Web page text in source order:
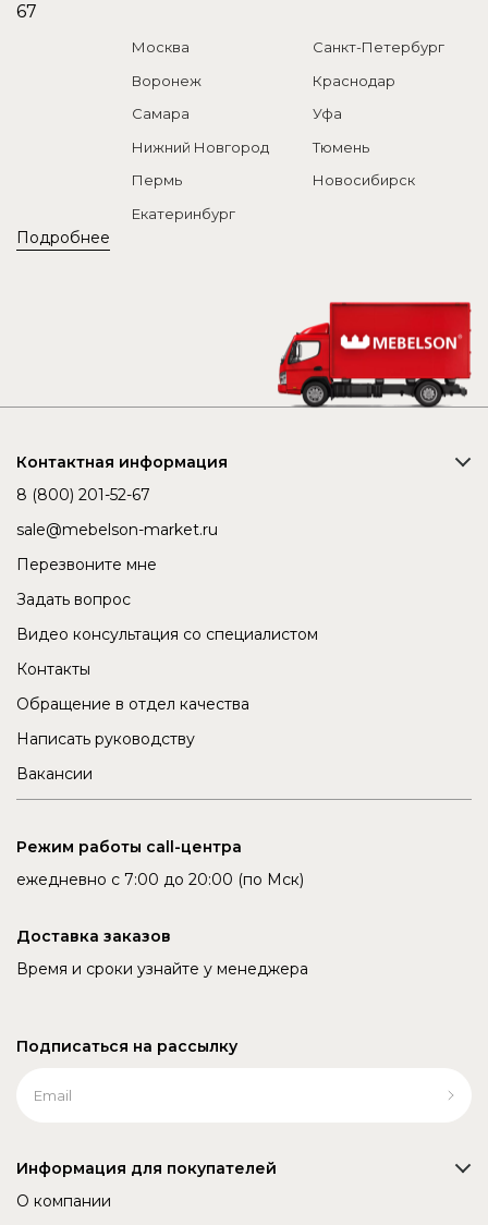
67
Подробнее
Москва
Санкт-Петербург
Воронеж
Краснодар
Самара
Уфа
Нижний Новгород
Тюмень
Пермь
Новосибирск
Екатеринбург
Контактная информация
8 (800) 201-52-67
sale@mebelson-market.ru
Перезвоните мне
Задать вопрос
Видео консультация со специалистом
Контакты
Обращение в отдел качества
Написать руководству
Вакансии
Режим работы call-центра
ежедневно с 7:00 до 20:00 (по Мск)
Доставка заказов
Время и сроки узнайте у менеджера
Подписаться на рассылку
Информация для покупателей
О компании